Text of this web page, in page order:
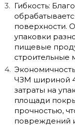
Гибкость:
поверхности.
упаковки
пищевые
строительные
ЧЗМ шириной 4
затраты на
площади
прочностью,
повреждений